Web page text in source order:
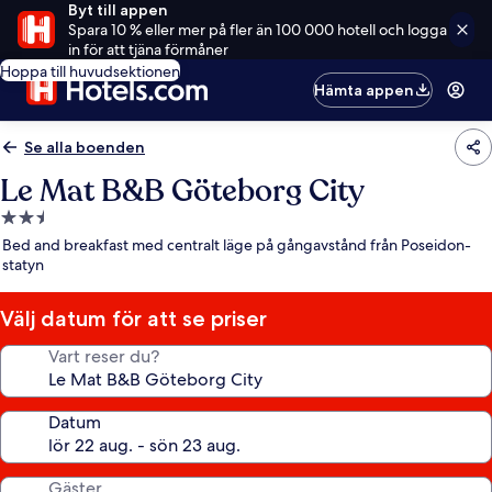
Byt till appen
Spara 10 % eller mer på fler än 100 000 hotell och logga
in för att tjäna förmåner
Hoppa till huvudsektionen
Hämta appen
Se alla boenden
Le Mat B&B Göteborg City
2.5-
stjärnigt
boende
Bed and breakfast med centralt läge på gångavstånd från Poseidon-
statyn
Välj datum för att se priser
Vart reser du?
Datum